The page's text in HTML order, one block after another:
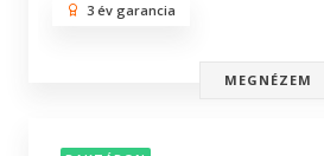
3 év garancia
MEGNÉZEM